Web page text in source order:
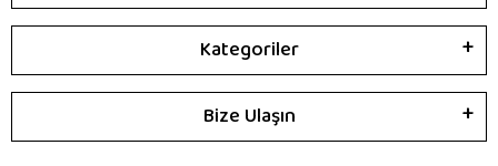
Kategoriler
Bize Ulaşın